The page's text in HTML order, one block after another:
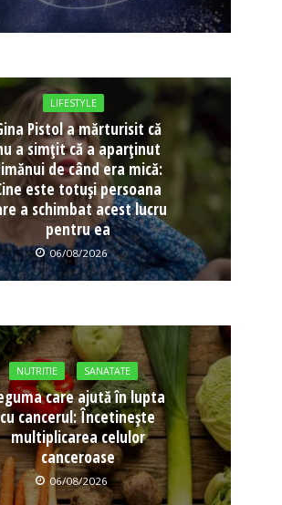
LIFESTYLE
Pistol a mărturisit că
a simțit că a aparținut
de când era mică:
este totuși persoana
a schimbat acest lucru
pentru ea
06/08/2026
NUTRITIE SANATATE
care ajută în lupta
cu cancerul: Încetinește
multiplicarea celulor
canceroase
06/08/2026